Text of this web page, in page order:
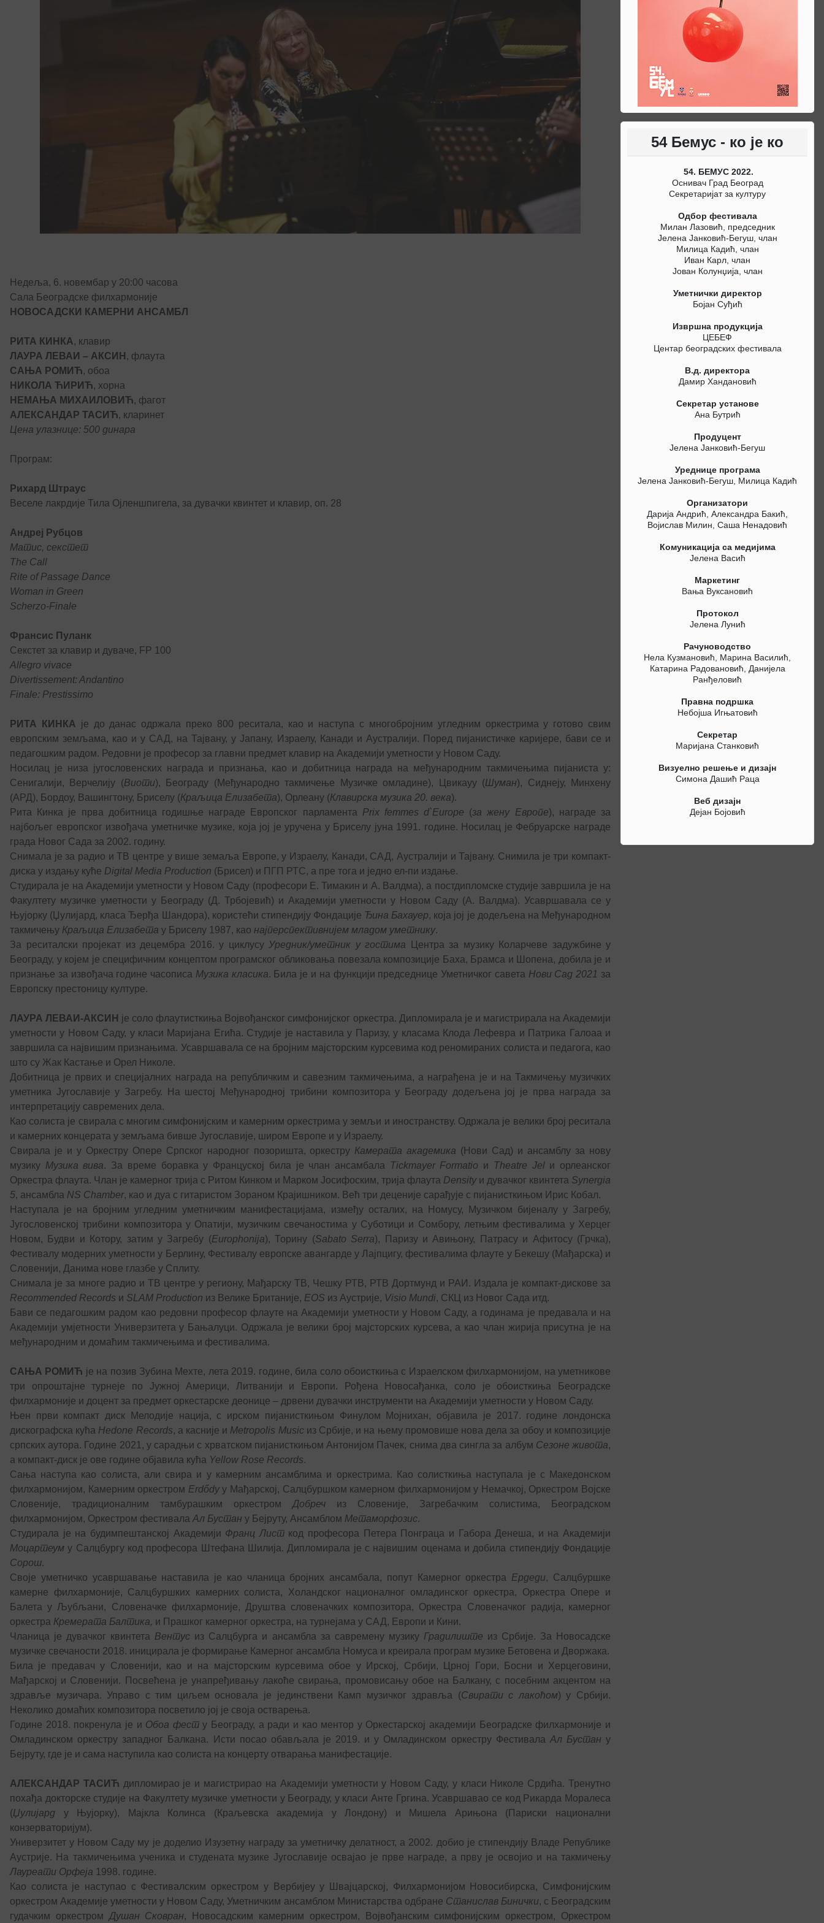
Недеља, 6. новембар у 20:00 часова
Сала Београдске филхармоније
НОВОСАДСКИ КАМЕРНИ АНСАМБЛ
РИТА КИНКА, клавир
ЛАУРА ЛЕВАИ – АКСИН , флаута
САЊА РОМИЋ, обоа
НИКОЛА ЋИРИЋ, хорна
НЕМАЊА МИХАИЛОВИЋ, фагот
АЛЕКСАНДАР ТАСИЋ, кларинет
Цена улазнице: 500 динара
Програм:
Рихард Штраус
Веселе лакрдије Тила Ојленшпигела, за дувачки квинтет и клавир, оп. 28
Андреј Рубцов
Матис, секстет
The Call
Rite of Passage Dance
Woman in Green
Scherzo-Finale
Франсис Пуланк
Секстет за клавир и дуваче, FP 100
Allegro vivace
Divertissement: Andantino
Finale: Prestissimo
РИТА КИНКА је до данас одржала преко 800 реситала, као и наступа с многобројним угледним оркестрима у готово свим
европским земљама, као и у САД, на Тајвану, у Јапану, Израелу, Канади и Аустралији. Поред пијанистичке каријере, бави се и
педагошким радом. Редовни је професор за главни предмет клавир на Академији уметности у Новом Саду.
Носилац је низа југословенских награда и признања, као и добитница награда на међународним такмичењима пијаниста у:
Сенигалији, Верчелију (Виоти), Београду (Међународно такмичење Музичке омладине), Цвикауу (Шуман), Сиднеју, Минхену
(АРД), Бордоу, Вашингтону, Бриселу (Краљица Елизабета), Орлеану (Клавирска музика 20. века).
Рита Кинка је прва добитница годишње награде Европског парламента Prix femmes d`Europe (за жену Европе), награде за
најбољег европског извођача уметничке музике, која јој је уручена у Бриселу јуна 1991. године. Носилац је Фебруарске награде
града Новог Сада за 2002. годину.
Снимала је за радио и ТВ центре у више земаља Европе, у Израелу, Канади, САД, Аустралији и Тајвану. Снимила је три компакт-
диска у издању куће Digital Media Production (Брисел) и ПГП РТС, а пре тога и једно ел-пи издање.
Студирала је на Академији уметности у Новом Саду (професори Е. Тимакин и А. Валдма), а постдипломске студије завршила је на
Факултету музичке уметности у Београду (Д. Трбојевић) и Академији уметности у Новом Саду (А. Валдма). Усавршавала се у
Њујорку (Џулијард, класа Ђерђа Шандора), користећи стипендију Фондације Ђина Бахауер, која јој је додељена на Међународном
такмичењу Краљица Елизабета у Бриселу 1987, као најперспективнијем младом уметнику.
За реситалски пројекат из децембра 2016. у циклусу Уредник/уметник у гостима Центра за музику Коларчеве задужбине у
Београду, у којем је специфичним концептом програмског обликовања повезала композиције Баха, Брамса и Шопена, добила је и
признање за извођача године часописа Музика класика. Била је и на функцији председнице Уметничког савета Нови Сад 2021 за
Европску престоницу културе.
ЛАУРА ЛЕВАИ-АКСИН је соло флаутисткиња Војвођанског симфонијског оркестра. Дипломирала је и магистрирала на Академији
уметности у Новом Саду, у класи Маријана Егића. Студије је наставила у Паризу, у класама Клода Лефевра и Патрика Галоаа и
завршила са највишим признањима. Усавршавала се на бројним мајсторским курсевима код реномираних солиста и педагога, као
што су Жак Кастање и Орел Николе.
Добитница је првих и специјалних награда на републичким и савезним такмичењима, а награђена је и на Такмичењу музичких
уметника Југославије у Загребу. На шестој Међународној трибини композитора у Београду додељена јој је прва награда за
интерпретацију савремених дела.
Као солиста је свирала с многим симфонијским и камерним оркестрима у земљи и иностранству. Одржала је велики број реситала
и камерних концерата у земљама бивше Југославије, широм Европе и у Израелу.
Свирала је и у Оркестру Опере Српског народног позоришта, оркестру Камерата академика (Нови Сад) и ансамблу за нову
музику Музика вива. За време боравка у Француској била је члан ансамбала Tickmayer Formatio и Theatre Jelи орлеанског
Оркестра флаута. Члан је камерног трија с Ритом Кинком и Марком Јосифоским, трија флаута Densityи дувачког квинтета Synergia
5, ансамбла NS Chamber, као и дуа с гитаристом Зораном Крајишником. Већ три деценије сарађује с пијанисткињом Ирис Кобал.
Наступала је на бројним угледним уметничким манифестацијама, између осталих, на Номусу, Музичком бијеналу у Загребу,
Југословенској трибини композитора у Опатији, музичким свечаностима у Суботици и Сомбору, летњим фестивалима у Херцег
Новом, Будви и Котору, затим у Загребу (Europhonija), Торину (Sabato Serra), Паризу и Авињону, Патрасу и Афитосу (Грчка),
Фестивалу модерних уметности у Берлину, Фестивалу европске авангарде у Лајпцигу, фестивалима флауте у Бекешу (Мађарска) и
Словенији, Данима нове глазбе у Сплиту.
Снимала је за многе радио и ТВ центре у региону, Мађарску ТВ, Чешку РТВ, РТВ Дортмунд и РАИ. Издала је компакт-дискове за
Recommended Records и SLAM Production из Велике Британије, EOS из Аустрије, Visio Mundi, СКЦ из Новог Сада итд.
Бави се педагошким радом као редовни професор флауте на Академији уметности у Новом Саду, а годинама је предавала и на
Академији умјетности Универзитета у Бањалуци. Одржала је велики број мајсторских курсева, а као члан жирија присутна је на
међународним и домаћим такмичењима и фестивалима.
САЊА РОМИЋ је на позив Зубина Мехте, лета 2019. године, била соло обоисткиња с Израелском филхармонијом, на уметникове
три опроштајне турнеје по Јужној Америци, Литванији и Европи. Рођена Новосађанка, соло је обоисткиња Београдске
филхармоније и доцент за предмет оркестарске деонице – дрвени дувачки инструменти на Академији уметности у Новом Саду.
Њен први компакт диск Мелодије нација, с ирском пијанисткињом Финулом Мојнихан, објавила је 2017. године лондонска
дискографска кућа Hedone Records, а касније и Metropolis Musicиз Србије, и на њему промовише нова дела за обоу и композиције
српских аутора. Године 2021, у сарадњи с хрватском пијанисткињом Антонијом Пачек, снима два сингла за албум Сезоне живота,
а компакт-диск је ове године објавила кућа Yellow Rose Records.
Сања наступа као солиста, али свира и у камерним ансамблима и оркестрима. Као солисткиња наступала је с Македонском
филхармонијом, Камерним оркестром Erdődyу Мађарској, Салцбуршком камерном филхармонијом у Немачкој, Оркестром Војске
Словеније, традиционалним тамбурашким оркестром Добреч из Словеније, Загребачким солистима, Београдском
филхармонијом, Оркестром фестивала Ал Бустан у Бејруту, Aнсамблом Метаморфозис.
Студирала је на будимпештанској Академији Франц Листкод професора Петера Понграца и Габора Денеша, и на Академији
Моцартеум у Салцбургу код професора Штефана Шилија. Дипломирала је с највишим оценама и добила стипендију Фондације
Сорош.
Своје уметничко усавршавање наставила је као чланица бројних ансамбала, попут Камерног оркестра Ердеди, Салцбуршке
камерне филхармоније, Салцбуршких камерних солиста, Холандског националног омладинског оркестра, Оркестра Опере и
Балета у Љубљани, Словеначке филхармоније, Друштва словеначких композитора, Оркестра Словеначког радија, камерног
оркестра Кремерата Балтика, и Прашког камерног оркестра, на турнејама у САД, Европи и Кини.
Чланица је дувачког квинтета Вентус из Салцбурга и ансамбла за савремену музику Градилиште из Србије. За Новосадске
музичке свечаности 2018. иницирала је формирање Камерног ансамбла Номуса и креирала програм музике Бетовена и Дворжака.
Била је предавач у Словенији, као и на мајсторским курсевима обое у Ирској, Србији, Црној Гори, Босни и Херцеговини,
Мађарској и Словенији. Посвећена је унапређивању лакоће свирања, промовисању обое на Балкану, с посебним акцентом на
здрављe музичара. Управо с тим циљем основала је јединствени Камп музичког здравља (Свирати с лакоћом) у Србији.
Неколико домаћих композитора посветило јој је своја остварења.
Године 2018. покренула је и Обоа фесту Београду, а ради и као ментор у Оркестарској академији Београдске филхармоније и
Омладинском оркестру западног Балкана. Исти посао обављала је 2019. и у Омладинском оркестру Фестивала Ал Бустан у
Бејруту, где је и сама наступила као солиста на концерту отварања манифестације.
АЛЕКСАНДАР ТАСИЋ дипломирао је и магистрирао на Академији уметности у Новом Саду, у класи Николе Срдића. Тренутно
похађа докторске студије на Факултету музичке уметности у Београду, у класи Анте Гргина. Усавршавао се код Рикарда Моралеса
(Џулијард у Њујорку), Мајкла Колинса (Краљевска академија у Лондону) и Мишела Арињона (Париски национални
конзерваторијум).
Универзитет у Новом Саду му је доделио Изузетну награду за уметничку делатност, а 2002. добио је стипендију Владе Републике
Аустрије. На такмичењима ученика и студената музике Југославије освајао је прве награде, а прву је освојио и на такмичењу
Лауреати Орфеја 1998. године.
Као солиста је наступао с Фестивалским оркестром у Вербијеу у Швајцарској, Филхармонијом Новосибирска, Симфонијским
оркестром Академије уметности у Новом Саду, Уметничким ансамблом Министарства одбране Станислав Бинички, с Београдским
гудачким оркестром Душан Сковран, Новосадским камерним оркестром, Војвођанским симфонијским оркестром, Оркестром
54 Бемус - ко је ко
54. БЕМУС 2022.
Оснивач Град Београд
Секретаријат за културу
Одбор фестивала
Милан Лазовић, председник
Јелена Јанковић-Бегуш, члан
Милица Кадић, члан
Иван Карл, члан
Јован Колунџија, члан
Уметнички директор
Бојан Суђић
Извршна продукција
ЦЕБЕФ
Центар београдских фестивала
В.д. директора
Дамир Хандановић
Секретар установе
Ана Бутрић
Продуцент
Јелена Јанковић-Бегуш
Уреднице програма
Јелена Јанковић-Бегуш, Милица Кадић
Организатори
Дарија Андрић, Александра Бакић,
Војислав Милин, Саша Ненадовић
Комуникација са медијима
Јелена Васић
Маркетинг
Вања Вуксановић
Протокол
Јелена Лунић
Рачуноводство
Нела Кузмановић, Марина Василић,
Катарина Радовановић, Данијела
Ранђеловић
Правна подршка
Небојша Игњатовић
Секретар
Маријана Станковић
Визуелно решење и дизајн
Симона Дашић Раца
Веб дизајн
Дејан Бојовић